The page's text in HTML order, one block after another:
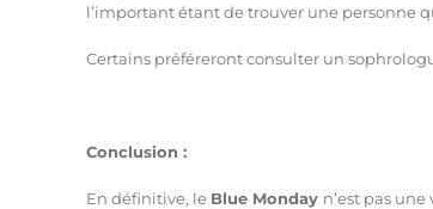
l’important étant de trouver une personne
Certains préféreront consulter un
Conclusion :
En définitive, le Blue Monday n’est pas